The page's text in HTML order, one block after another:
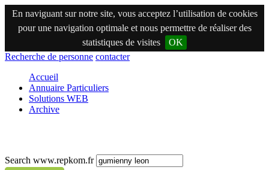
En naviguant sur notre site, vous acceptez l’utilisation de cookies
pour une navigation optimale et nous permettre de réaliser des
statistiques de visites
OK
Recherche de personne contacter
Accueil
Annuaire Particuliers
Solutions WEB
Archive
Search www.repkom.fr